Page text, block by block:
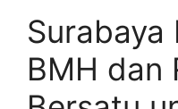
Surabaya
BMH dan